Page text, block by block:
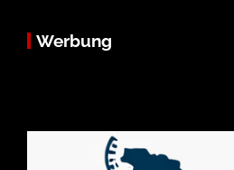
Werbung